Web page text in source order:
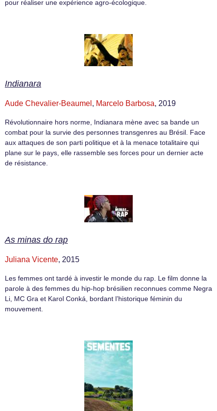
pour réaliser une expérience agro-écologique.
Indianara
Aude Chevalier-Beaumel , Marcelo Barbosa, 2019
Révolutionnaire hors norme, Indianara mène avec sa bande un
combat pour la survie des personnes transgenres au Brésil. Face
aux attaques de son parti politique et à la menace totalitaire qui
plane sur le pays, elle rassemble ses forces pour un dernier acte
de résistance.
As minas do rap
Juliana Vicente, 2015
Les femmes ont tardé à investir le monde du rap. Le film donne la
parole à des femmes du hip-hop brésilien reconnues comme Negra
Li, MC Gra et Karol Conká, bordant l’historique féminin du
mouvement.